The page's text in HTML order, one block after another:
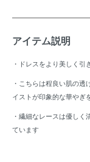
アイテム説明
・ドレスをより美しく
・こちらは程良い肌の
イストが印象的な華やぎ
・繊細なレースは優し
ています